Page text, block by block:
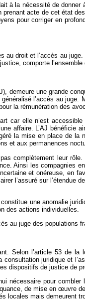
à la nécessité de
prenant acte de cet état
pour corriger en
au droit et l’accès au
comporte
demeure une grande
l’accès au
la rémunération des
car elle n’est
affaire. L’AJ
la mise en place de
et aux permanences
complètement leur
Ainsi les compagnies
et onéreuse, en
l’assuré sur
constitue une anomalie
des actions individuelles.
au juge des
Selon l’article 53 de
juridique et
dispositifs de justice de
nécessaire pour
de mise en œuvre
locales mais demeurent